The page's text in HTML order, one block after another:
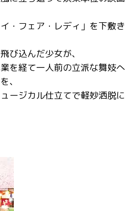
・フェア・レディ」を下敷き
び込んだ少女が、
を経て一人前の立派な舞妓へ
、
ージカル仕立てで軽妙洒脱に